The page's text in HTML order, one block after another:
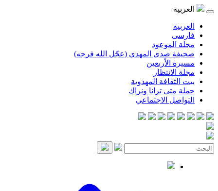
المهدي (عجّل الله فرجه)
المهدوية
ترانا ونراك
الاجتماعي